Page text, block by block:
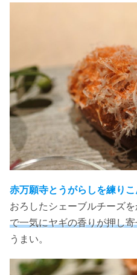
赤万願寺とうがらしを練り
おろしたシェーブルチーズを
で一気にヤギの香りが押し
うまい。